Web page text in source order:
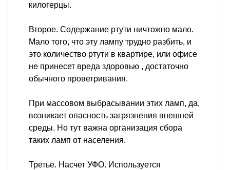
килогерцы.
Второе. Содержание ртути ничтожно мало.
Мало того, что эту лампу трудно разбить, и
это количество ртути в квартире, или офисе
не принесет вреда здоровью , достаточно
обычного проветривания.
При массовом выбрасывании этих ламп, да,
возникает опасность загрязнения внешней
среды. Но тут важна организация сбора
таких ламп от населения.
Третье. Насчет УФО. Используется